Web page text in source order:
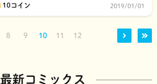
10コイン 2019/01/01
8 9 10 11 12
最新コミックス